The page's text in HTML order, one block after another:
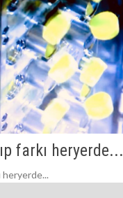
farkı heryerde...
heryerde...